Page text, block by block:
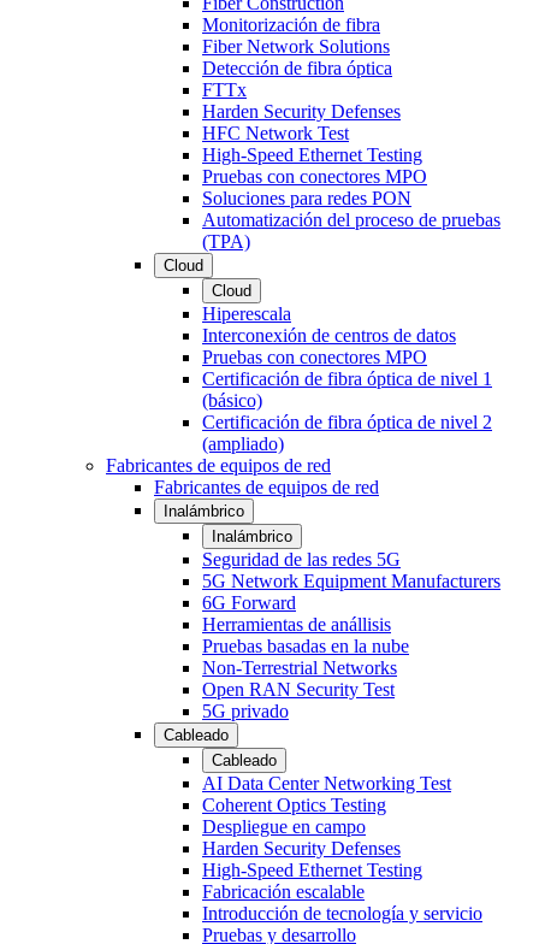
Monitorización de fibra
Fiber Network Solutions
Detección de fibra óptica
FTTx
Harden Security Defenses
HFC Network Test
High-Speed Ethernet Testing
Pruebas con conectores MPO
Soluciones para redes PON
Automatización del proceso de pruebas
(TPA)
Cloud
Cloud
Hiperescala
Interconexión de centros de datos
Pruebas con conectores MPO
Certificación de fibra óptica de nivel 1
(básico)
Certificación de fibra óptica de nivel 2
(ampliado)
Fabricantes de equipos de red
Fabricantes de equipos de red
Inalámbrico
Inalámbrico
Seguridad de las redes 5G
5G Network Equipment Manufacturers
6G Forward
Herramientas de anállisis
Pruebas basadas en la nube
Non-Terrestrial Networks
Open RAN Security Test
5G privado
Cableado
Cableado
AI Data Center Networking Test
Coherent Optics Testing
Despliegue en campo
Harden Security Defenses
High-Speed Ethernet Testing
Fabricación escalable
Introducción de tecnología y servicio
Pruebas y desarrollo